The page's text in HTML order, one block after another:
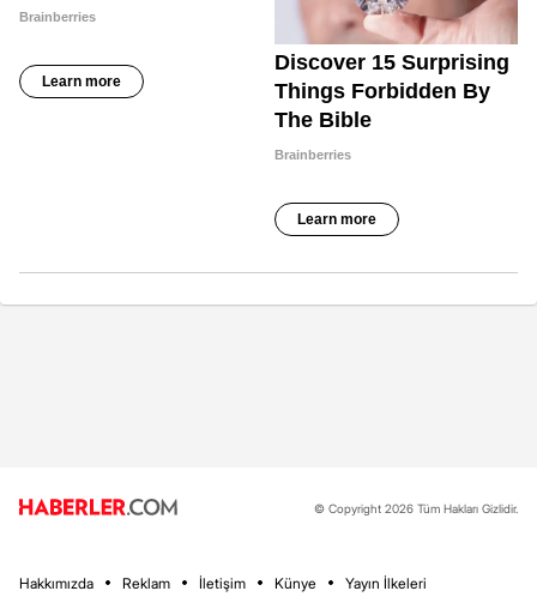
© Copyright 2026 Tüm Hakları Gizlidir.
Hakkımızda Reklam İletişim Künye Yayın İlkeleri